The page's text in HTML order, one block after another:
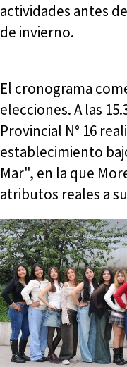
actividades antes
de invierno.
El cronograma
elecciones. A las
Provincial N° 16
establecimiento
Mar", en la que
atributos reales a